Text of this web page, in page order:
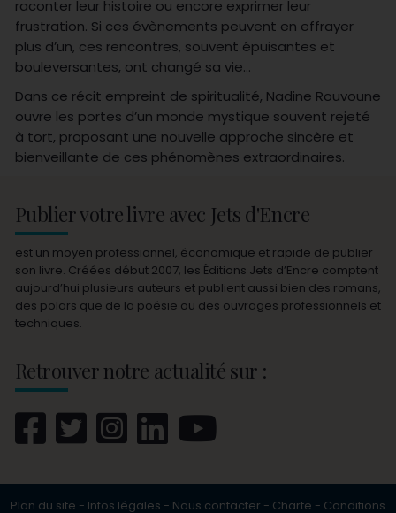
raconter leur histoire ou encore exprimer leur
frustration. Si ces évènements peuvent en effrayer
plus d’un, ces rencontres, souvent épuisantes et
bouleversantes, ont changé sa vie…
Dans ce récit empreint de spiritualité, Nadine Rouvoune
ouvre les portes d’un monde mystique souvent rejeté
à tort, proposant une nouvelle approche sincère et
bienveillante de ces phénomènes extraordinaires.
Publier votre livre avec Jets d'Encre
est un moyen professionnel, économique et rapide de publier
son livre. Créées début 2007, les Éditions Jets d’Encre comptent
aujourd’hui plusieurs auteurs et publient aussi bien des romans,
des polars que de la poésie ou des ouvrages professionnels et
techniques.
Retrouver notre actualité sur :
Plan du site - Infos légales - Nous contacter - Charte - Conditions